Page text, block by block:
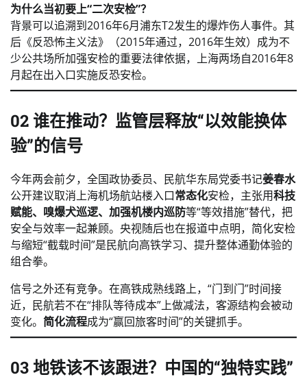
为什么当初要上“二次安检”？
背景可以追溯到2016年6月浦东T2发生的爆炸伤人事件。其
后《反恐怖主义法》（2015年通过，2016年生效）成为不
少公共场所加强安检的重要法律依据，上海两场自2016年8
月起在出入口实施反恐安检。
02 谁在推动？监管层释放“以效能换体
验”的信号
今年两会前夕，全国政协委员、民航华东局党委书记姜春水
公开建议取消上海机场航站楼入口常态化安检，主张用科技
赋能、嗅爆犬巡逻、加强机楼内巡防等“等效措施”替代，把
安全与效率一起兼顾。央视随后也在报道中点明，简化安检
与缩短“截载时间”是民航向高铁学习、提升整体通勤体验的
组合拳。
信号之外还有竞争。在高铁成熟线路上，“门到门”时间接
近，民航若不在“排队等待成本”上做减法，客源结构会被动
变化。 简化流程成为“赢回旅客时间”的关键抓手。
03 地铁该不该跟进？中国的“独特实践”